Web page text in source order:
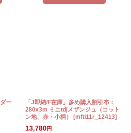
ー
「J即納/F在庫」多め購入割引布：
280x3m ミニtdjメザンジュ（コット
ン地、赤・小柄）
[mfti11r_12413]
13,780円